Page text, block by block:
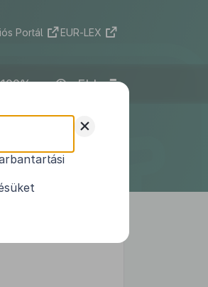
Portál EUR-LEX
ELI
+